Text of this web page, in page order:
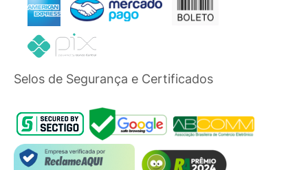
Selos de Segurança e Certificados